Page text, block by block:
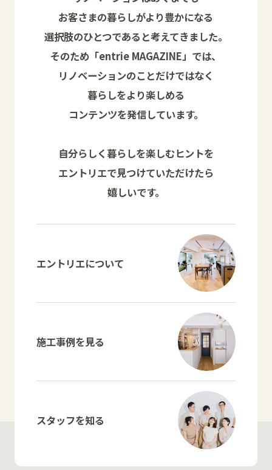
お客さまの暮らしがより豊かになる
選択肢のひとつであると考えてきました。
そのため「entrie MAGAZINE」では、
リノベーションのことだけではなく
暮らしをより楽しめる
コンテンツを発信しています。
自分らしく暮らしを楽しむヒントを
エントリエで見つけていただけたら
嬉しいです。
エントリエについて
施工事例を見る
スタッフを知る